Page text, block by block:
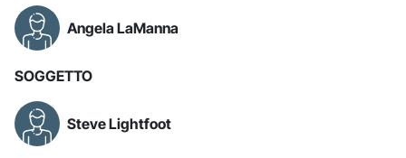
Angela LaManna
SOGGETTO
Steve Lightfoot